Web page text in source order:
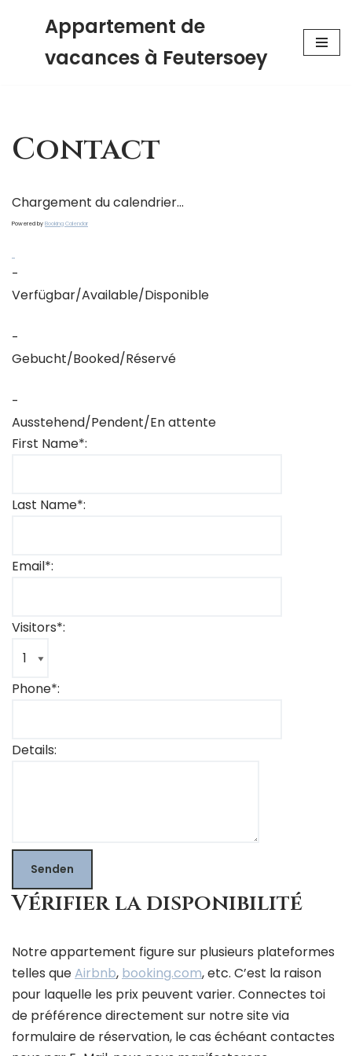
Appartement de
vacances à Feutersoey
Contact
Chargement du calendrier...
Powered by Booking Calendar
-
Verfügbar/Available/Disponible
-
Gebucht/Booked/Réservé
-
Ausstehend/Pendent/En attente
First Name*:
Last Name*:
Email*:
Visitors*:
Phone*:
Details:
Senden
Vérifier la disponibilité
Notre appartement figure sur plusieurs plateformes
telles queAirbnb, booking.com, etc. C’est la raison
pour laquelle les prix peuvent varier. Connectes toi
de préférence directement sur notre site via
formulaire de réservation, le cas échéant contactes